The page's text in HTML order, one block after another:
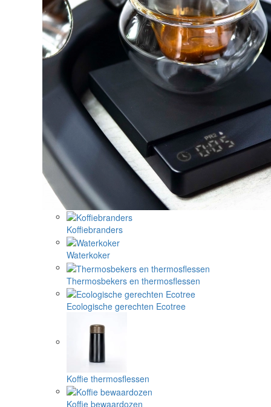
Koffiebranders
Waterkoker
Thermosbekers en thermosflessen
Ecologische gerechten Ecotree
Koffie thermosflessen
Koffie bewaardozen